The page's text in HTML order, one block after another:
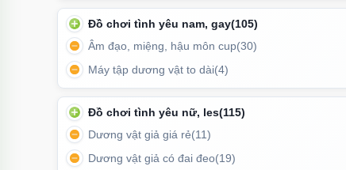
Đồ chơi tình yêu nam, gay(105)
Âm đạo, miệng, hậu môn cup(30)
Máy tập dương vật to dài(4)
Đồ chơi tình yêu nữ, les(115)
Dương vật giả giá rẻ(11)
Dương vật giả có đai đeo(19)